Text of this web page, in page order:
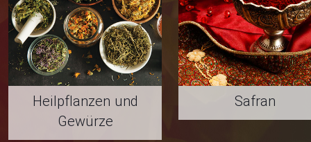
Heilpflanzen und
Gewürze
Safran